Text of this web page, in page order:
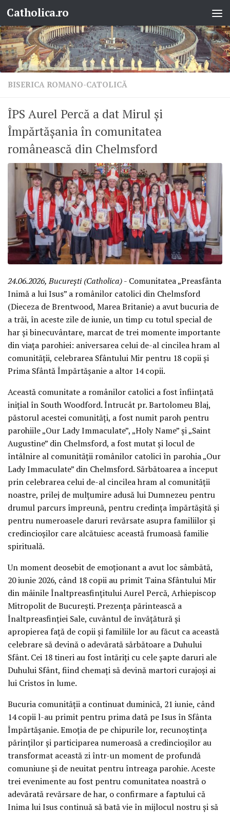
Skip to content
Catholica.ro
BISERICA ROMANO-CATOLICĂ
ÎPS Aurel Percă a dat Mirul și
Împărtășania în comunitatea
românească din Chelmsford
24.06.2026, București (Catholica)- Comunitatea „Preasfânta
Inimă a lui Isus” a românilor catolici din Chelmsford
(Dieceza de Brentwood, Marea Britanie) a avut bucuria de
a trăi, în aceste zile de iunie, un timp cu totul special de
har și binecuvântare, marcat de trei momente importante
din viața parohiei: aniversarea celui de-al cincilea hram al
comunității, celebrarea Sfântului Mir pentru 18 copii și
Prima Sfântă Împărtășanie a altor 14 copii.
Această comunitate a românilor catolici a fost înființată
inițial în South Woodford. Întrucât pr. Bartolomeu Blaj,
păstorul acestei comunități, a fost numit paroh pentru
parohiile „Our Lady Immaculate”, „Holy Name” și „Saint
Augustine” din Chelmsford, a fost mutat și locul de
întâlnire al comunității românilor catolici în parohia „Our
Lady Immaculate” din Chelmsford. Sărbătoarea a început
prin celebrarea celui de-al cincilea hram al comunității
noastre, prilej de mulțumire adusă lui Dumnezeu pentru
drumul parcurs împreună, pentru credința împărtășită și
pentru numeroasele daruri revărsate asupra familiilor și
credincioșilor care alcătuiesc această frumoasă familie
spirituală.
Un moment deosebit de emoționant a avut loc sâmbătă,
20 iunie 2026, când 18 copii au primit Taina Sfântului Mir
din mâinile Înaltpreasfințitului Aurel Percă, Arhiepiscop
Mitropolit de București. Prezența părintească a
Înaltpreasfinției Sale, cuvântul de învățătură și
apropierea față de copii și familiile lor au făcut ca această
celebrare să devină o adevărată sărbătoare a Duhului
Sfânt. Cei 18 tineri au fost întăriți cu cele șapte daruri ale
Duhului Sfânt, fiind chemați să devină martori curajoși ai
lui Cristos în lume.
Bucuria comunității a continuat duminică, 21 iunie, când
14 copii l-au primit pentru prima dată pe Isus în Sfânta
Împărtășanie. Emoția de pe chipurile lor, recunoștința
părinților și participarea numeroasă a credincioșilor au
transformat această zi într-un moment de profundă
comuniune și de neuitat pentru întreaga parohie. Aceste
trei evenimente au fost pentru comunitatea noastră o
adevărată revărsare de har, o confirmare a faptului că
Inima lui Isus continuă să bată vie în mijlocul nostru și să